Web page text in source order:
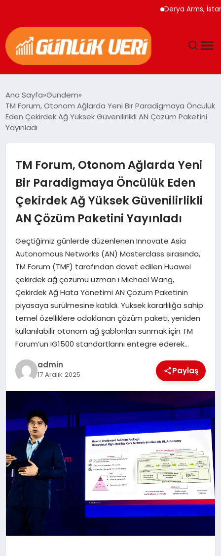
Derya Arms, İstanbul
GÜNDEM
EĞITIM
EKONOMI
GENEL
SPOR
TEKNOLOJI
Ana Sayfa Gündem
TM Forum, Otonom Ağlarda Yeni Bir Paradigmaya Öncülük
Eden Çekirdek Ağ Yüksek Güvenilirlikli AN Çözüm Paketini
Yayınladı
TM Forum, Otonom Ağlarda Yeni
Bir Paradigmaya Öncülük Eden
Çekirdek Ağ Yüksek Güvenilirlikli
AN Çözüm Paketini Yayınladı
Geçtiğimiz günlerde düzenlenen Innovate Asia
Autonomous Networks (AN) Masterclass sırasında,
TM Forum (TMF) tarafından davet edilen Huawei
çekirdek ağ çözümü uzman ı Michael Wang,
Çekirdek Ağ Hata Yönetimi AN Çözüm Paketinin
piyasaya sürülmesine katıldı. Yüksek kararlılığa sahip
temel özelliklere odaklanan çözüm paketi, yeniden
kullanılabilir otonom ağ şablonları sunmak için TM
Forum’un IG1500 standartlarını entegre ederek…
admin
17 Aralık 2025 Paylaş